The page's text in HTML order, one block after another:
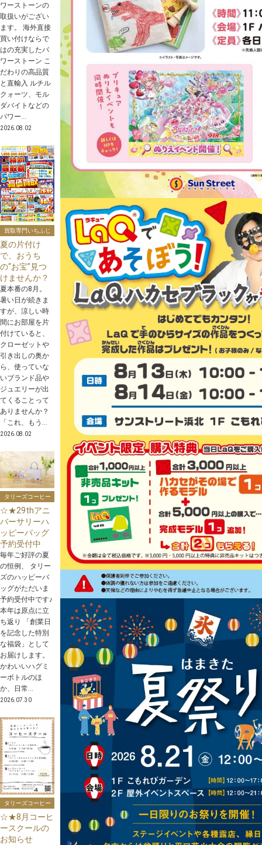
ワーストーンの
取扱いがござい
ます。 海外直接
買い付けならで
はの充実したパ
ワーストーン こ
だわりの高品質
と直輸入 ルチル
クォーツ、モル
ダバイトなどの
パワー...
2026.08.02
買取専門いちふじ
夏の片付け
で、おうち
の“お宝”見つ
けませんか？
夏本番の8月。
暑い日が続きま
すが、涼しい時
間にお部屋を片
付けていると、
クローゼットや
引き出しの奥か
ら、使っていな
いブランド品や
ジュエリーが出
てくることって
ありませんか？
「これ、もう...
2026.08.02
タリーズコーヒー
☆★29thアニ
バーサリーハ
ッピーバッグ
予約受付中
毎年ご好評の夏
の恒例、 タリー
ズのハッピーバ
ッグがただいま
予約受付中です♪
本年は原点に立
ち返り 「創業日
を記念した特別
な福袋」として
お届けします。
かわいいハグミ
ーボトルのほ
か、日常...
2026.07.30
タリーズコーヒー
☆★8月コーヒ
ースクールの
お知らせ